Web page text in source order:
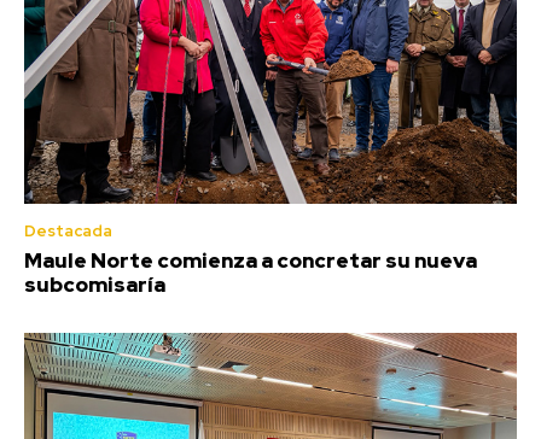
Destacada
Maule Norte comienza a concretar su nueva
subcomisaría